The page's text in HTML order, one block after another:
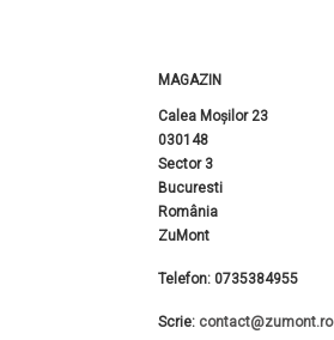
MAGAZIN
Calea Moșilor 23
030148
Sector 3
Bucuresti
România
ZuMont
Telefon: 0735384955
Scrie: contact@zumont.ro